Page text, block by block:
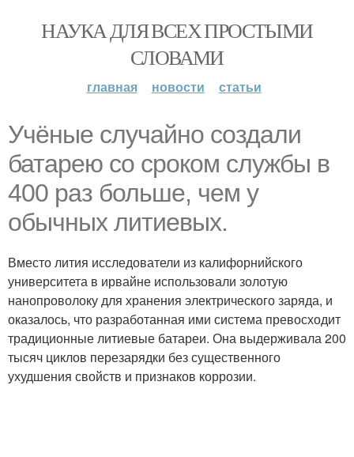
НАУКА ДЛЯ ВСЕХ ПРОСТЫМИ
СЛОВАМИ
главная новости статьи
Учёные случайно создали
батарею со сроком службы в
400 раз больше, чем у
обычных литиевых.
Вместо лития исследователи из калифорнийского
университета в ирвайне использовали золотую
нанопроволоку для хранения электрического заряда, и
оказалось, что разработанная ими система превосходит
традиционные литиевые батареи. Она выдерживала 200
тысяч циклов перезарядки без существенного
ухудшения свойств и признаков коррозии.